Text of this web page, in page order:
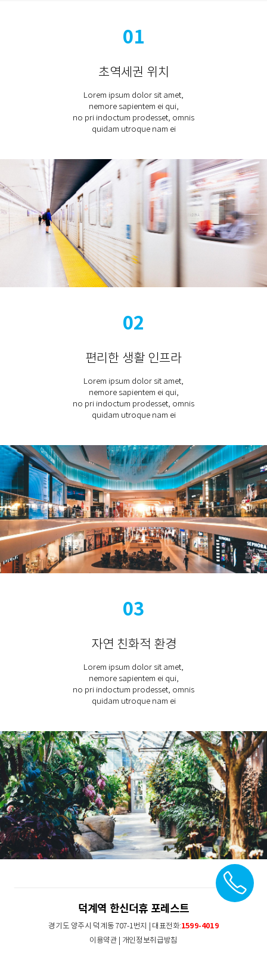
01
초역세권 위치
Lorem ipsum dolor sit amet,
nemore sapientem ei qui,
no pri indoctum prodesset, omnis
quidam utroque nam ei
02
편리한 생활 인프라
Lorem ipsum dolor sit amet,
nemore sapientem ei qui,
no pri indoctum prodesset, omnis
quidam utroque nam ei
03
자연 친화적 환경
Lorem ipsum dolor sit amet,
nemore sapientem ei qui,
no pri indoctum prodesset, omnis
quidam utroque nam ei
덕계역 한신더휴 포레스트
경기도 양주시 덕계동 707-1번지 | 대표전화:1599-4019
이용약관 개인정보취급방침